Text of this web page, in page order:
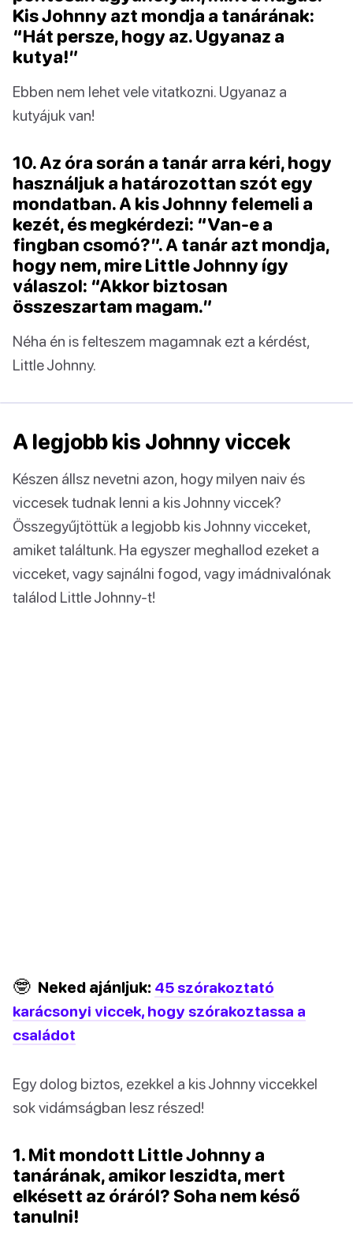
Kis Johnny azt mondja a tanárának:
“Hát persze, hogy az. Ugyanaz a
kutya!”
Ebben nem lehet vele vitatkozni. Ugyanaz a
kutyájuk van!
10. Az óra során a tanár arra kéri, hogy
használjuk a határozottan szót egy
mondatban. A kis Johnny felemeli a
kezét, és megkérdezi: “Van-e a
fingban csomó?”. A tanár azt mondja,
hogy nem, mire Little Johnny így
válaszol: “Akkor biztosan
összeszartam magam.”
Néha én is felteszem magamnak ezt a kérdést,
Little Johnny.
A legjobb kis Johnny viccek
Készen állsz nevetni azon, hogy milyen naiv és
viccesek tudnak lenni a kis Johnny viccek?
Összegyűjtöttük a legjobb kis Johnny vicceket,
amiket találtunk. Ha egyszer meghallod ezeket a
vicceket, vagy sajnálni fogod, vagy imádnivalónak
találod Little Johnny-t!
🤓 Neked ajánljuk: 45 szórakoztató
karácsonyi viccek, hogy szórakoztassa a
családot
Egy dolog biztos, ezekkel a kis Johnny viccekkel
sok vidámságban lesz részed!
1. Mit mondott Little Johnny a
tanárának, amikor leszidta, mert
elkésett az óráról? Soha nem késő
tanulni!